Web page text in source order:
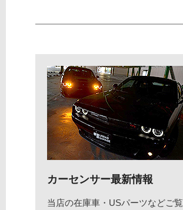
カーセンサー最新情報
当店の在庫車・USパーツなどご覧